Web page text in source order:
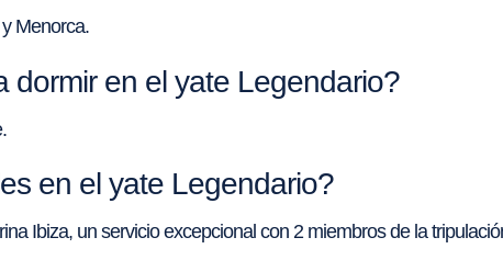
Menorca.
en el yate Legendario?
en el yate Legendario?
Ibiza, un servicio excepcional con 2 miembros de la